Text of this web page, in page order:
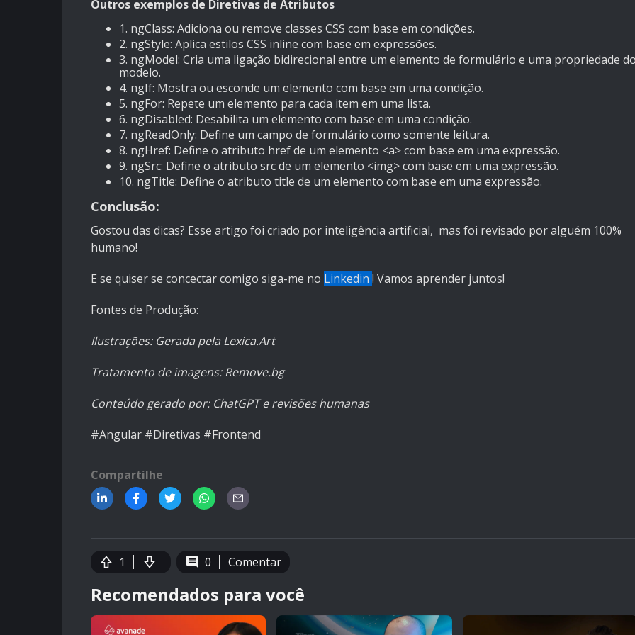
Outros exemplos de Diretivas de Atributos
1. ngClass: Adiciona ou remove classes CSS com base em condições.
2. ngStyle: Aplica estilos CSS inline com base em expressões.
3. ngModel: Cria uma ligação bidirecional entre um elemento de formulário e uma propriedade
modelo.
4. ngIf: Mostra ou esconde um elemento com base em uma condição.
5. ngFor: Repete um elemento para cada item em uma lista.
6. ngDisabled: Desabilita um elemento com base em uma condição.
7. ngReadOnly: Define um campo de formulário como somente leitura.
8. ngHref: Define o atributo href de um elemento <a>com base em uma expressão.
9. ngSrc: Define o atributo src de um elemento <img>com base em uma expressão.
10. ngTitle: Define o atributo title de um elemento com base em uma expressão.
Conclusão:
Gostou das dicas? Esse artigo foi criado por inteligência artificial, mas foi revisado por alguém 100%
humano!
E se quiser se concectar comigo siga-me no Linkedin ! Vamos aprender juntos!
Fontes de Produção:
Ilustrações: Gerada pela Lexica.Art
Tratamento de imagens: Remove.bg
Conteúdo gerado por: ChatGPT e revisões humanas
#Angular #Diretivas #Frontend
Compartilhe
1 0 Comentar
Recomendados para você